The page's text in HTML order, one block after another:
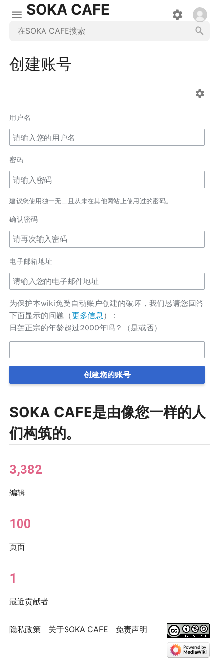
SOKA CAFE
创建账号
用户名
密码
建议您使用独一无二且从未在其他网站上使用过的密码。
确认密码
电子邮箱地址
为保护本wiki免受自动账户创建的破坏，我们恳请您回答
下面显示的问题（更多信息 ）：
日莲正宗的年龄超过2000年吗？（是或否）
创建您的账号
SOKA CAFE是由像您一样的人
们构筑的。
3,382
编辑
100
页面
1
最近贡献者
隐私政策 关于SOKA CAFE 免责声明